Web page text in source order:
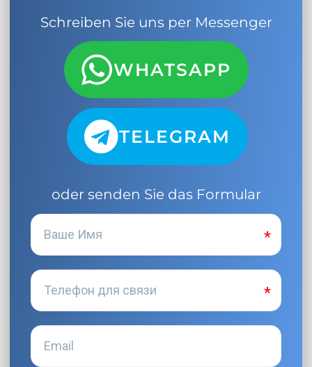
Schreiben Sie uns per Messenger
WHATSAPP
TELEGRAM
oder senden Sie das Formular